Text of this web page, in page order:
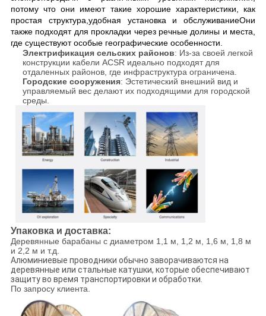
потому что они имеют такие хорошие характеристики, как
простая структура,удобная установка и обслуживаниеОни
также подходят для прокладки через речные долины и места,
где существуют особые географические особенности.
Электрификация сельских районов: Из-за своей легкой
конструкции кабели ACSR идеально подходят для
отдаленных районов, где инфраструктура ограничена.
Городские сооружения: Эстетический внешний вид и
управляемый вес делают их подходящими для городской
среды.
Упаковка и доставка:
Деревянные барабаны с диаметром 1,1 м, 1,2 м, 1,6 м, 1,8 м
и 2,2 м и т.д.
Алюминиевые проводники обычно заворачиваются на
деревянные или стальные катушки, которые обеспечивают
защиту во время транспортировки и обработки.
По запросу клиента.